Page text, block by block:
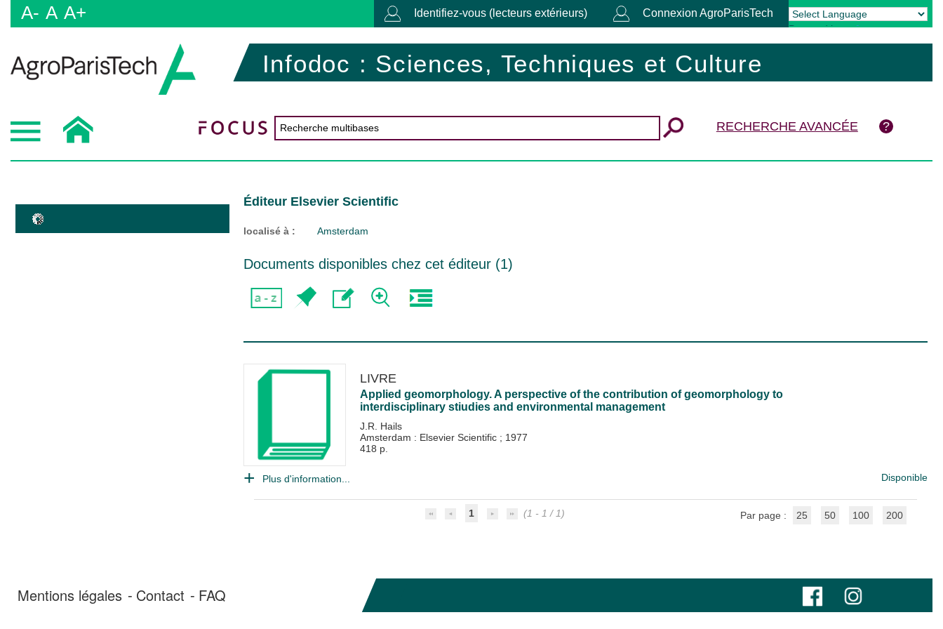
A- A A+ Identifiez-vous (lecteurs extérieurs) Connexion AgroParisTech
Powered by Translate
Infodoc : Sciences, Techniques et Culture
RECHERCHE AVANCÉE
Éditeur Elsevier Scientific
localisé à : Amsterdam
Documents disponibles chez cet éditeur (1)
LIVRE
Applied geomorphology. A perspective of the contribution of geomorphology to
interdisciplinary stiudies and environmental management
J.R. Hails
Amsterdam : Elsevier Scientific ; 1977
418 p.
Plus d'information... Disponible
1 (1 - 1 / 1) Par page : 25 50 100 200
Mentions légales Contact FAQ